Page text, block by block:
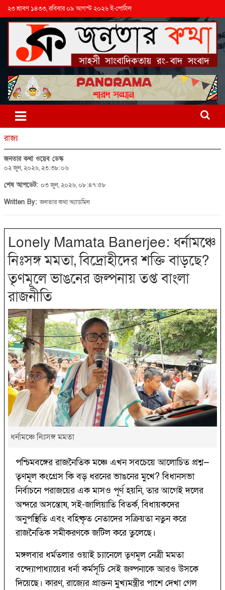
২৩ শ্রাবণ ১৪৩৩, রবিবার ০৯ আগস্ট ২০২৬ ই-পোর্টাল
রাজ্য
জনতার কথা ওয়েব ডেস্ক
০২ জুন, ২০২৬, ২৩:৩৮:০৬
শেষ আপডেট: ০৩ জুন, ২০২৬, ০৮:৪৭:৫৮
Written By:জনতার কথা অ্যাডমিন
Lonely Mamata Banerjee: ধর্নামঞ্চে
নিঃসঙ্গ মমতা, বিদ্রোহীদের শক্তি বাড়ছে?
তৃণমূলে ভাঙনের জল্পনায় তপ্ত বাংলা
রাজনীতি
ধর্নামঞ্চে নিঃসঙ্গ মমতা
পশ্চিমবঙ্গের রাজনৈতিক মঞ্চে এখন সবচেয়ে আলোচিত প্রশ্ন—
তৃণমূল কংগ্রেস কি বড় ধরনের ভাঙনের মুখে? বিধানসভা
নির্বাচনে পরাজয়ের এক মাসও পূর্ণ হয়নি, তার আগেই দলের
অন্দরে অসন্তোষ, সই-জালিয়াতি বিতর্ক, বিধায়কদের
অনুপস্থিতি এবং বহিষ্কৃত নেতাদের সক্রিয়তা নতুন করে
রাজনৈতিক সমীকরণকে জটিল করে তুলেছে।
মঙ্গলবার ধর্মতলার ওয়াই চ্যানেলে তৃণমূল নেত্রী মমতা
বন্দ্যোপাধ্যায়ের ধর্না কর্মসূচি সেই জল্পনাকে আরও উসকে
দিয়েছে। কারণ, রাজ্যের প্রাক্তন মুখ্যমন্ত্রীর পাশে দেখা গেল